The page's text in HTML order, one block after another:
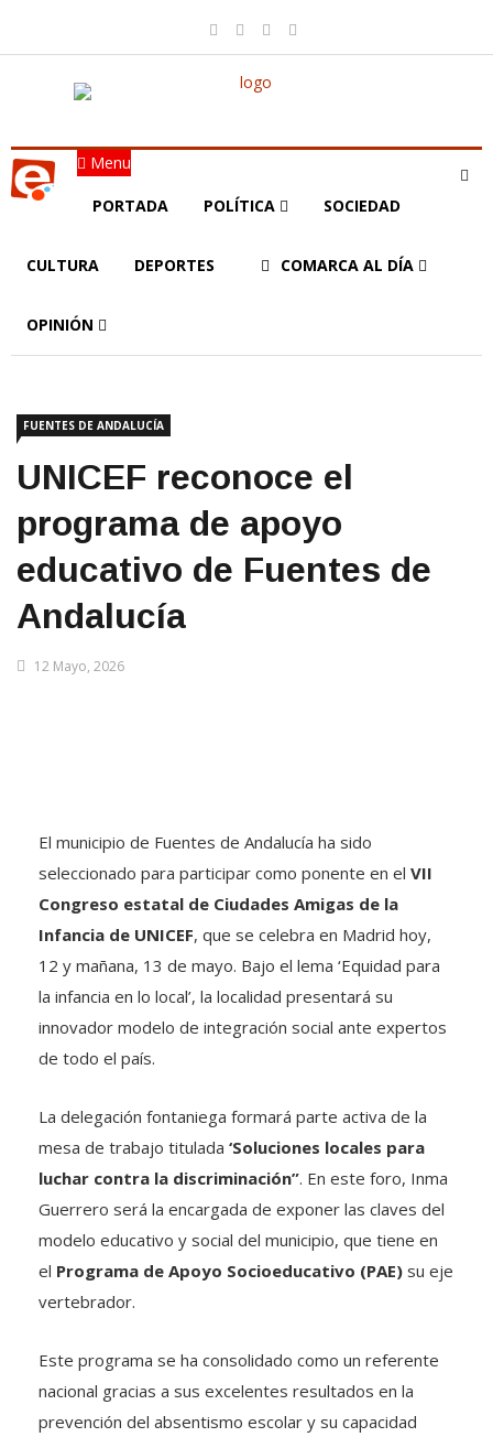
Menu
PORTADA POLÍTICA SOCIEDAD
CULTURA DEPORTES COMARCA AL DÍA
OPINIÓN
FUENTES DE ANDALUCÍA
UNICEF reconoce el
programa de apoyo
educativo de Fuentes de
Andalucía
12 Mayo, 2026
El municipio de Fuentes de Andalucía ha sido
seleccionado para participar como ponente en el VII
Congreso estatal de Ciudades Amigas de la
Infancia de UNICEF, que se celebra en Madrid hoy,
12 y mañana, 13 de mayo. Bajo el lema ‘Equidad para
la infancia en lo local’, la localidad presentará su
innovador modelo de integración social ante expertos
de todo el país.
La delegación fontaniega formará parte activa de la
mesa de trabajo titulada ‘Soluciones locales para
luchar contra la discriminación”. En este foro, Inma
Guerrero será la encargada de exponer las claves del
modelo educativo y social del municipio, que tiene en
el Programa de Apoyo Socioeducativo (PAE) su eje
vertebrador.
Este programa se ha consolidado como un referente
nacional gracias a sus excelentes resultados en la
prevención del absentismo escolar y su capacidad